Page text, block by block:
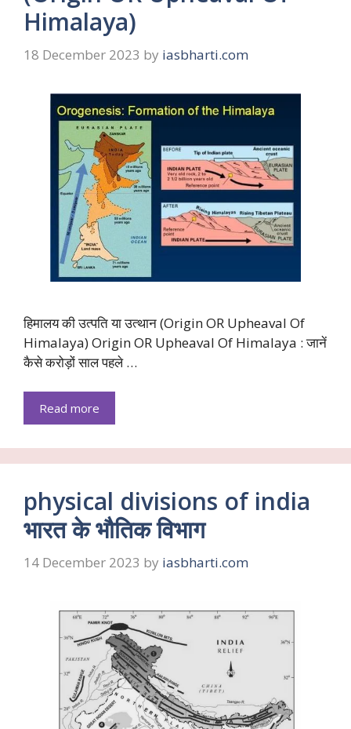
Himalaya)
18 December 2023 by iasbharti.com
हिमालय की उत्पति या उत्थान (Origin OR Upheaval Of
Himalaya) Origin OR Upheaval Of Himalaya : जानें
कैसे करोड़ों साल पहले …
Read more
physical divisions of india
भारत के भौतिक विभाग
14 December 2023 by iasbharti.com